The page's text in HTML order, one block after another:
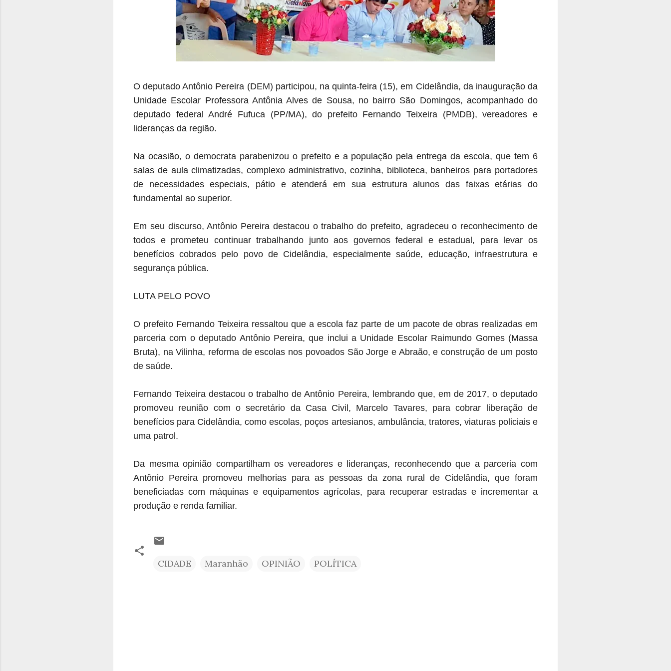
O deputado Antônio Pereira (DEM) participou, na quinta-feira (15), em Cidelândia, da inauguração da
Unidade Escolar Professora Antônia Alves de Sousa, no bairro São Domingos, acompanhado do
deputado federal André Fufuca (PP/MA), do prefeito Fernando Teixeira (PMDB), vereadores e
lideranças da região.
Na ocasião, o democrata parabenizou o prefeito e a população pela entrega da escola, que tem 6
salas de aula climatizadas, complexo administrativo, cozinha, biblioteca, banheiros para portadores
de necessidades especiais, pátio e atenderá em sua estrutura alunos das faixas etárias do
fundamental ao superior.
Em seu discurso, Antônio Pereira destacou o trabalho do prefeito, agradeceu o reconhecimento de
todos e prometeu continuar trabalhando junto aos governos federal e estadual, para levar os
benefícios cobrados pelo povo de Cidelândia, especialmente saúde, educação, infraestrutura e
segurança pública.
LUTA PELO POVO
O prefeito Fernando Teixeira ressaltou que a escola faz parte de um pacote de obras realizadas em
parceria com o deputado Antônio Pereira, que inclui a Unidade Escolar Raimundo Gomes (Massa
Bruta), na Vilinha, reforma de escolas nos povoados São Jorge e Abraão, e construção de um posto
de saúde.
Fernando Teixeira destacou o trabalho de Antônio Pereira, lembrando que, em de 2017, o deputado
promoveu reunião com o secretário da Casa Civil, Marcelo Tavares, para cobrar liberação de
benefícios para Cidelândia, como escolas, poços artesianos, ambulância, tratores, viaturas policiais e
uma patrol.
Da mesma opinião compartilham os vereadores e lideranças, reconhecendo que a parceria com
Antônio Pereira promoveu melhorias para as pessoas da zona rural de Cidelândia, que foram
beneficiadas com máquinas e equipamentos agrícolas, para recuperar estradas e incrementar a
produção e renda familiar.
CIDADE Maranhão OPINIÃO POLÍTICA